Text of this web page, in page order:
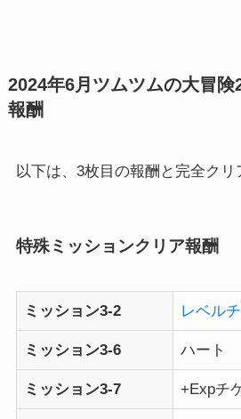
2024年6月ツムツムの大冒
報酬
以下は、3枚目の報酬と完全クリ
特殊ミッションクリア報酬
ミッション3-2 レベル
ミッション3-6 ハート
ミッション3-7 +Expチ